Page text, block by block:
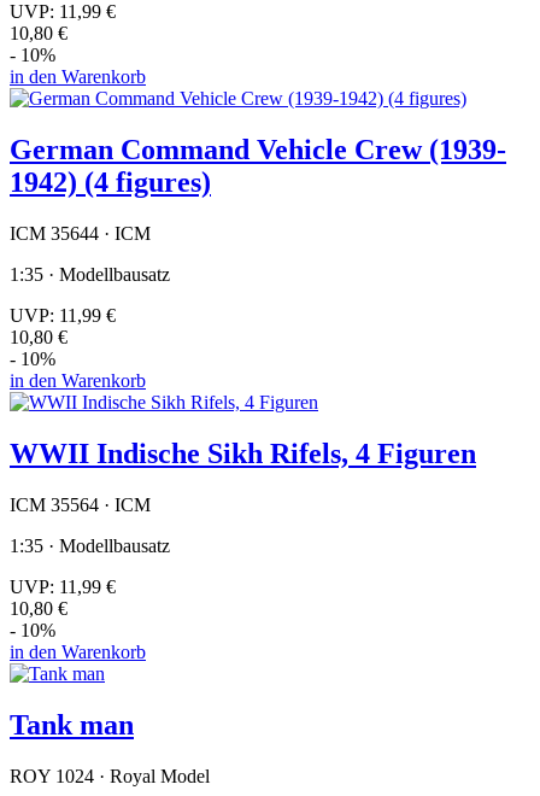
UVP: 11,99 €
10,80 €
- 10%
in den Warenkorb
German Command Vehicle Crew (1939-
1942) (4 figures)
ICM 35644 · ICM
1:35 · Modellbausatz
UVP: 11,99 €
10,80 €
- 10%
in den Warenkorb
WWII Indische Sikh Rifels, 4 Figuren
ICM 35564 · ICM
1:35 · Modellbausatz
UVP: 11,99 €
10,80 €
- 10%
in den Warenkorb
Tank man
ROY 1024 · Royal Model